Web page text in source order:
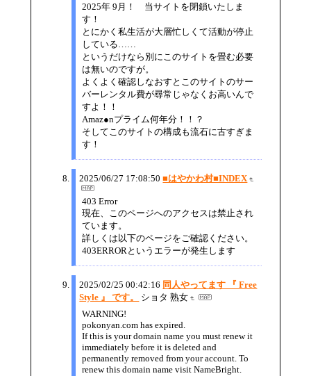
2025年 9月！ 当サイトを閉鎖いたしま
す！
とにかく私生活が大層忙しくて活動が停止
している……
というだけなら別にこのサイトを畳む必要
は無いのですが。
よくよく確認しなおすとこのサイトのサー
バーレンタル費が尋常じゃなくお高いんで
すよ！！
Amaz●nプライム何年分！！？
そしてこのサイトの構成も流石に古すぎま
す！
2025/06/27 17:08:50 ■はやかわ村■INDEX
403 Error
現在、このページへのアクセスは禁止され
ています。
詳しくは以下のページをご確認ください。
403ERRORというエラーが発生します
2025/02/25 00:42:16 同人やってます 『 Free
Style 』 です。
ショタ 熟女
WARNING!
pokonyan.com has expired.
If this is your domain name you must renew it
immediately before it is deleted and
permanently removed from your account. To
renew this domain name visit NameBright.